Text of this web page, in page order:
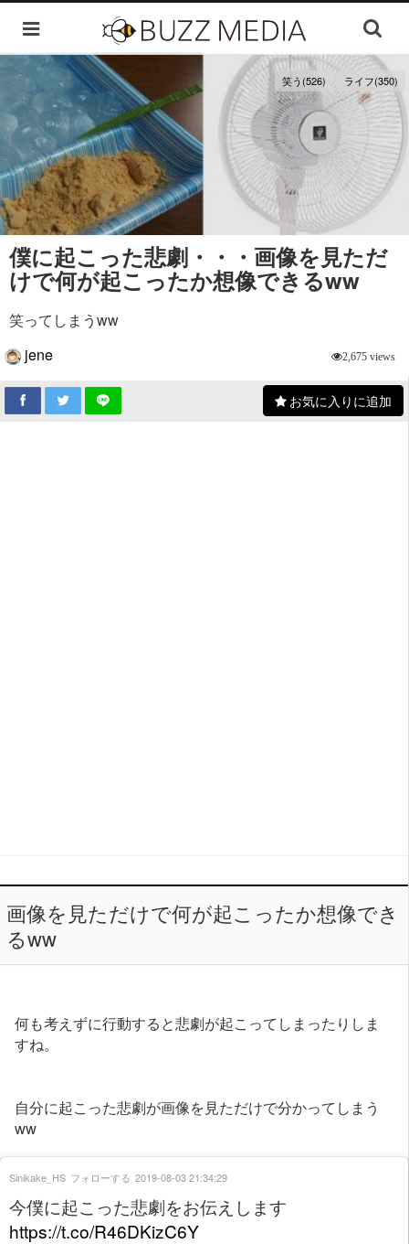
笑う(526) ライフ(350)
僕に起こった悲劇・・・画像を見ただ
けで何が起こったか想像できるww
笑ってしまうww
jene
2,675 views
お気に入りに追加
画像を見ただけで何が起こったか想像でき
るww
何も考えずに行動すると悲劇が起こってしまったりしま
すね。
自分に起こった悲劇が画像を見ただけで分かってしまう
ww
今僕に起こった悲劇をお伝えします
https://t.co/R46DKizC6Y
Sinikake_HS フォローする 2019-08-03 21:34:29